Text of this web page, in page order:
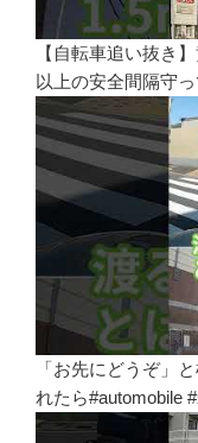
【自転車追い抜き
以上の安全間隔守
「お先にどうぞ」
れたら#automobile